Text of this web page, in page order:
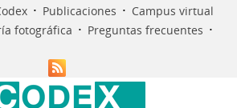
· Publicaciones · Campus virtual
fotográfica · Preguntas frecuentes ·